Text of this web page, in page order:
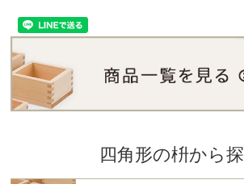
四角形の枡から